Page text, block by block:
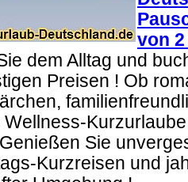
von 2
dem Alltag und
Preisen ! Ob
Sie
Kurzreisen und